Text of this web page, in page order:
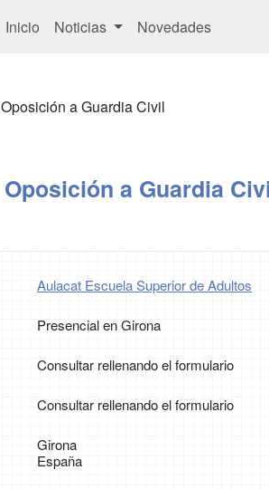
Inicio Noticias Novedades
Oposición a Guardia Civil
Oposición a Guardia
Aulacat Escuela Superior de Adultos
Presencial en Girona
Consultar rellenando el formulario
Consultar rellenando el formulario
Girona
España